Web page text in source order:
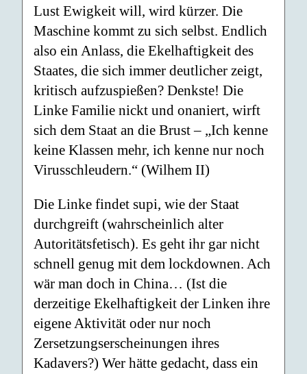
Lust Ewigkeit will, wird kürzer. Die
Maschine kommt zu sich selbst. Endlich
also ein Anlass, die Ekelhaftigkeit des
Staates, die sich immer deutlicher zeigt,
kritisch aufzuspießen? Denkste! Die
Linke Familie nickt und onaniert, wirft
sich dem Staat an die Brust – „Ich kenne
keine Klassen mehr, ich kenne nur noch
Virusschleudern.“ (Wilhem II)
Die Linke findet supi, wie der Staat
durchgreift (wahrscheinlich alter
Autoritätsfetisch). Es geht ihr gar nicht
schnell genug mit dem lockdownen. Ach
wär man doch in China… (Ist die
derzeitige Ekelhaftigkeit der Linken ihre
eigene Aktivität oder nur noch
Zersetzungserscheinungen ihres
Kadavers?) Wer hätte gedacht, dass ein